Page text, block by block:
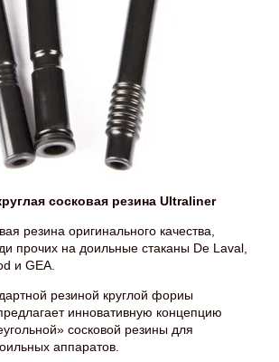
сосковая резина Ultraliner
резина оригинального качества,
прочих на доильные стаканы De Laval,
и GEA.
резиной круглой фориы
инновативную концепцию
сосковой резины для
аппаратов.